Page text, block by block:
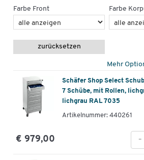
Farbe Front Farbe
zurücksetzen
Mehr
Schäfer Shop Select
7 Schübe, mit Rollen,
lichgrau RAL 7035
Artikelnummer: 440261
€ 979,00 -